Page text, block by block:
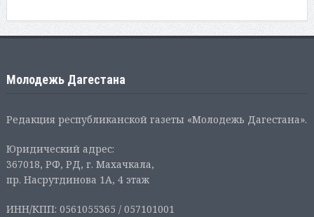
Молодежь Дагестана
Редакция республиканской газеты «Молодежь Дагестана».
Юридический адрес:
367018, РФ, РД, г. Махачкала,
пр. Насрутдинова 1А, 4 этаж
ИНН/КПП: 0561055365 / 057101001